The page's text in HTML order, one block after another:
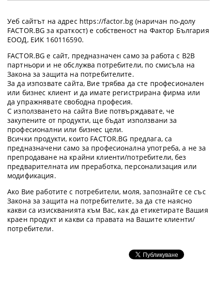
Уеб сайтът на адрес https://factor.bg (наричан по-долу
FACTOR.BG за краткост) е собственост на Фактор България
ЕООД, ЕИК 160116590.
FACTOR.BG е сайт, предназначен само за работа с B2B
партньори и не обслужва потребители, по смисъла на
Закона за защита на потребителите.
За да изпозвате сайта, Вие трябва да сте професионален
или бизнес клиент и да имате регистрирана фирма или
да упражнявате свободна професия.
С използването на сайта Вие потвърждавате, че
закупените от продукти, ще бъдат използвани за
професионални или бизнес цели.
Всички продукти, които FACTOR.BG предлага, са
предназначени само за професионална употреба, а не за
препродаване на крайни клиенти/потребители, без
предварителната им преработка, персонализация или
модификация.
Ако Вие работите с потребители, моля, запознайте се със
Закона за защита на потребителите, за да сте наясно
какви са изискванията към Вас, как да етикетирате Вашия
краен продукт и какви са правата на Вашите клиенти/
потребители.